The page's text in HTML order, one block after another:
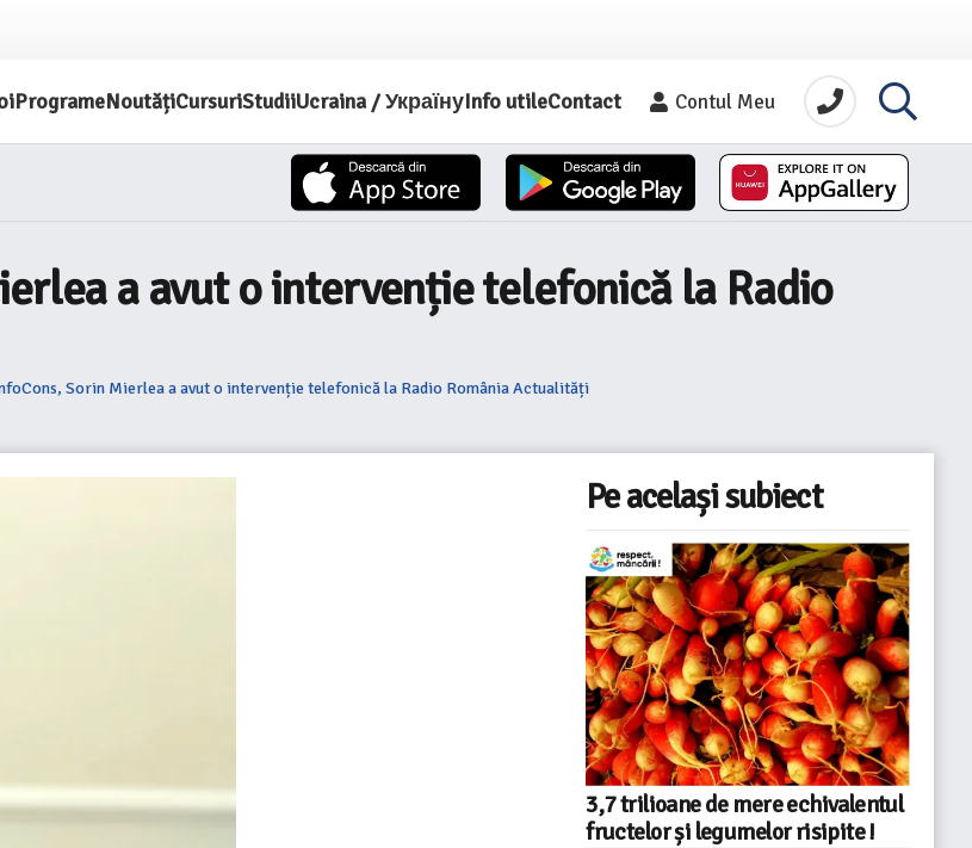
ProgrameNoutățiCursuriStudiiUcraina / УкраїнуInfo utileContact Contul Meu
a avut o intervenție telefonică la Radio
Sorin Mierlea a avut o intervenție telefonică la Radio România Actualități
Pe același subiect
3,7 trilioane de mere echivalentul
fructelor și legumelor risipite !